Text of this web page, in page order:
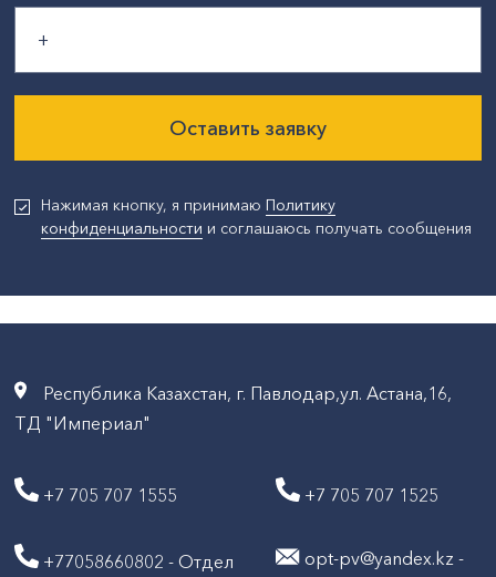
Оставить заявку
Нажимая кнопку, я принимаю Политику
конфиденциальности и соглашаюсь получать сообщения
Республика Казахстан, г. Павлодар,ул. Астана,16,
ТД "Империал"
+7 705 707 1555 +7 705 707 1525
+77058660802 - Отдел opt-pv@yandex.kz -